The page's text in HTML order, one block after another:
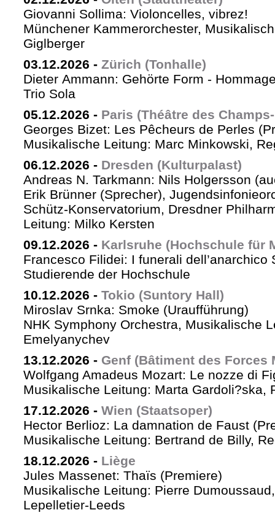
Giovanni Sollima: Violoncelles, vibrez!
Münchener Kammerorchester,
Giglberger
03.12.2026 - Zürich (Tonhalle)
Dieter Ammann: Gehörte Form -
Trio Sola
05.12.2026 - Paris (Théâtre des
Georges Bizet: Les Pêcheurs de Perles
Musikalische Leitung: Marc Minkowski,
06.12.2026 - Dresden (Kulturpalast)
Andreas N. Tarkmann: Nils Holgersson
Erik Brünner (Sprecher),
Schütz-Konservatorium, Dresdner
Leitung: Milko Kersten
09.12.2026 - Karlsruhe (Hochschule für
Francesco Filidei: I funerali dell’anarchico
Studierende der Hochschule
10.12.2026 - Tokio (Suntory Hall)
Miroslav Srnka: Smoke (Uraufführung)
NHK Symphony Orchestra, Musikalische
Emelyanychev
13.12.2026 - Genf (Bâtiment des Forces
Wolfgang Amadeus Mozart: Le nozze di
Musikalische Leitung: Marta Gardoli?ska,
17.12.2026 - Wien (Staatsoper)
Hector Berlioz: La damnation de Faust
Musikalische Leitung: Bertrand de Billy,
18.12.2026 - Liège
Jules Massenet: Thaïs (Premiere)
Musikalische Leitung: Pierre
Lepelletier-Leeds